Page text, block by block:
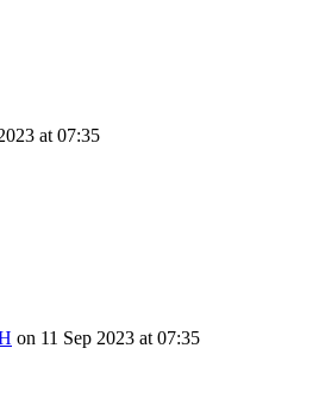
at 07:35
on 11 Sep 2023 at 07:35